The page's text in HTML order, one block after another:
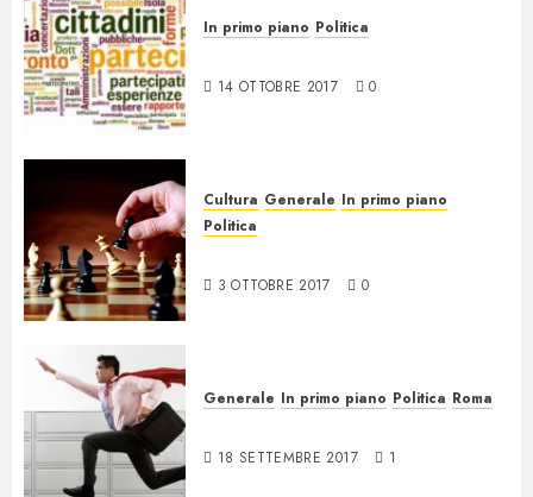
In primo piano Politica
14 OTTOBRE 2017 0
Cultura Generale In primo piano
Politica
3 OTTOBRE 2017 0
Generale In primo piano Politica Roma
18 SETTEMBRE 2017 1